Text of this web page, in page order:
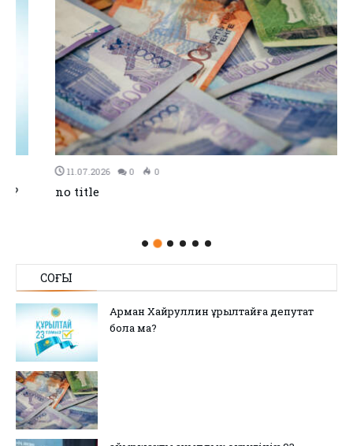
11.07.2026 0 0
no title
СОҢҒЫ
Арман Хайруллин Құрылтайға депутат
бола ма?